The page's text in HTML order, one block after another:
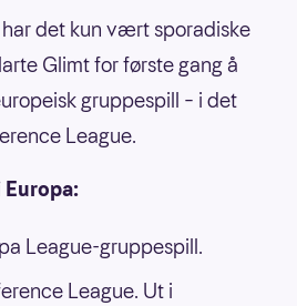
har det kun vært sporadiske
Glimt for første gang å
gruppespill – i det
League.
League-gruppespill.
League. Ut i